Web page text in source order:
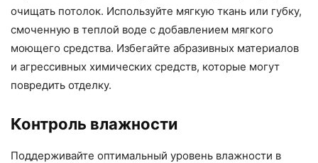
очищать потолок. Используйте мягкую ткань или губку,
смоченную в теплой воде с добавлением мягкого
моющего средства. Избегайте абразивных материалов
и агрессивных химических средств, которые могут
повредить отделку.
Контроль влажности
Поддерживайте оптимальный уровень влажности в